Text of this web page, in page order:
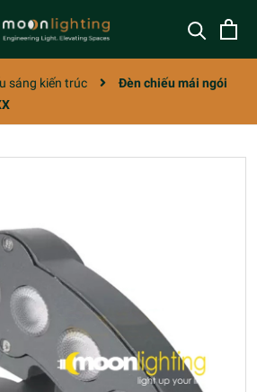
sáng kiến trúc
Đèn chiếu mái ngói